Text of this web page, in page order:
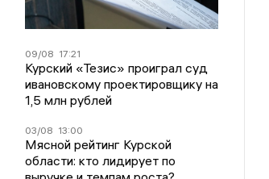
09/08 17:21
Курский «Тезис» проиграл суд
ивановскому проектировщику на
1,5 млн рублей
03/08 13:00
Мясной рейтинг Курской
области: кто лидирует по